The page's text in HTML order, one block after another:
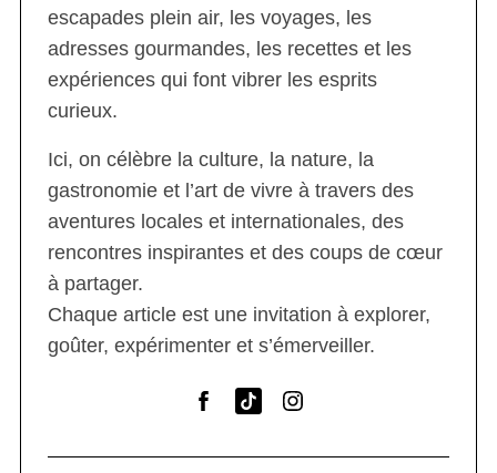
escapades plein air, les voyages, les
adresses gourmandes, les recettes et les
expériences qui font vibrer les esprits
curieux.
Ici, on célèbre la culture, la nature, la
gastronomie et l’art de vivre à travers des
aventures locales et internationales, des
rencontres inspirantes et des coups de cœur
à partager.
Chaque article est une invitation à explorer,
goûter, expérimenter et s’émerveiller.